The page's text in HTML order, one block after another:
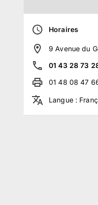
Horaires
9 Avenue du
01 43 28 73
01 48 08 47
Langue: